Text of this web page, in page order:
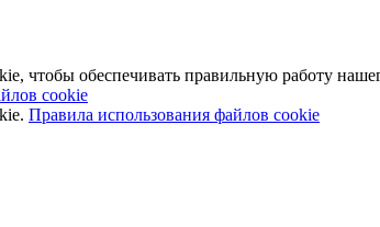
чтобы обеспечивать правильную работу
cookie
Правила использования файлов cookie